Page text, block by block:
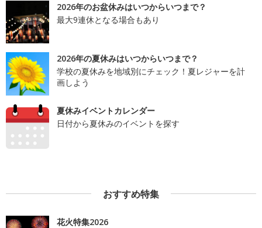
2026年のお盆休みはいつからいつまで？
最大9連休となる場合もあり
2026年の夏休みはいつからいつまで？
学校の夏休みを地域別にチェック！夏レジャーを計
画しよう
夏休みイベントカレンダー
日付から夏休みのイベントを探す
おすすめ特集
花火特集2026